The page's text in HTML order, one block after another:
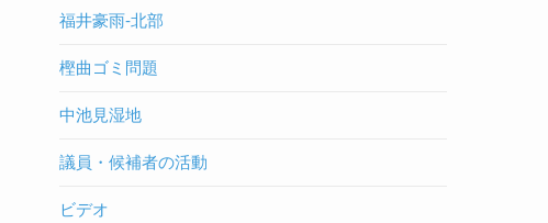
福井豪雨-北部
樫曲ゴミ問題
中池見湿地
議員・候補者の活動
ビデオ